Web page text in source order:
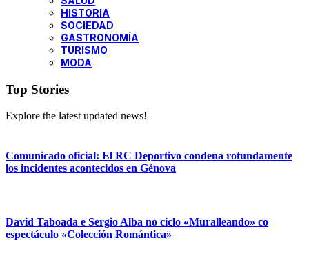
HISTORIA
SOCIEDAD
GASTRONOMÍA
TURISMO
MODA
Top Stories
Explore the latest updated news!
Comunicado oficial: El RC Deportivo condena rotundamente
los incidentes acontecidos en Génova
David Taboada e Sergio Alba no ciclo «Muralleando» co
espectáculo «Colección Romántica»